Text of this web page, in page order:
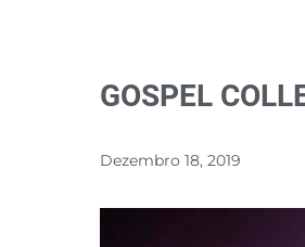
GOSPEL
Dezembro 18, 2019